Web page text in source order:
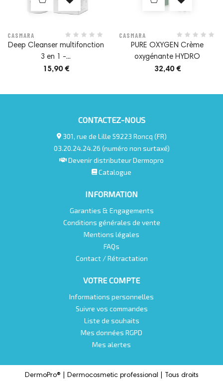
RIBOXYL® : actif naturel qui stimule la respiration
TENSIOACTIF : nettoie la peau en profondeur.
CASMARA
Deep Cleanser multifonction
3 en 1 -...
15,90 €
CASMARA
PURE OXYGEN Crème
oxygénante HYDRO
32,40 €
CONTACTEZ-NOUS
301, rue de Lille 59223 Roncq (FR)
03.20.24.24.26 (numéro non surtaxé)
Devenir distributeur Dermopro
Catalogue
INFORMATION
Garanties & Engagements
Conditions générales de vente
Mentions légales
FAQs
Contact / Rétractation
VOTRE COMPTE
Informations personnelles
Suivre vos commandes
Liste de souhaits
Mes données RGPD
Mes alertes
DermoPro® | Dermocosmetic professional | Tous droits